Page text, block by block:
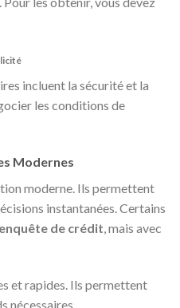
incluent la sécurité et la
les conditions de
Modernes
moderne. Ils permettent
instantanées. Certains
de crédit, mais avec
et rapides. Ils permettent
nécessaires.